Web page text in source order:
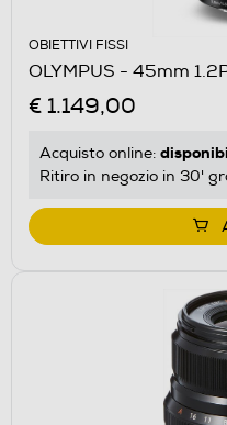
OBIETTIVI FISSI
OLYMPUS - 45mm
€ 1.149,00
Acquisto online:
Ritiro in negozio in 30'